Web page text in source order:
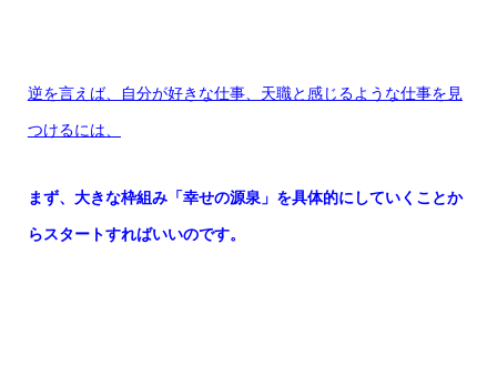
逆を言えば、自分が好きな仕事、天職と感じるような仕事を見
つけるには、
まず、大きな枠組み「幸せの源泉」を具体的にしていくことか
らスタートすればいいのです。